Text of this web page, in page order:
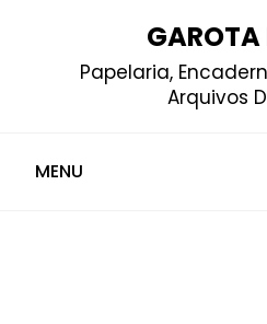
GAROTA
Papelaria,
Arquivos
MENU